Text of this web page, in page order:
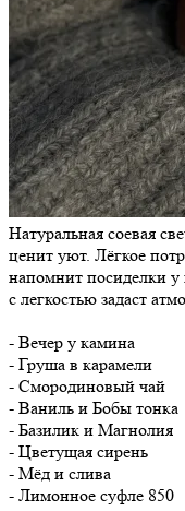
Натуральная соевая
ценит уют. Лёгкое
напомнит посиделки у
с легкостью задаст
- Вечер у камина
- Груша в карамели
- Смородиновый чай
- Ваниль и Бобы тонка
- Базилик и Магнолия
- Цветущая сирень
- Мёд и слива
- Лимонное суфле 850